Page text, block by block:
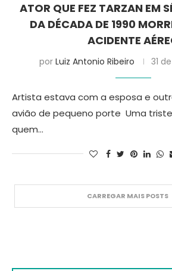
ATOR QUE FEZ TARZAN EM
DA DÉCADA DE 1990
ACIDENTE
por Luiz Antonio Ribeiro 31
Artista estava com a esposa e
avião de pequeno porte Uma
quem…
CARREGAR MAIS POSTS